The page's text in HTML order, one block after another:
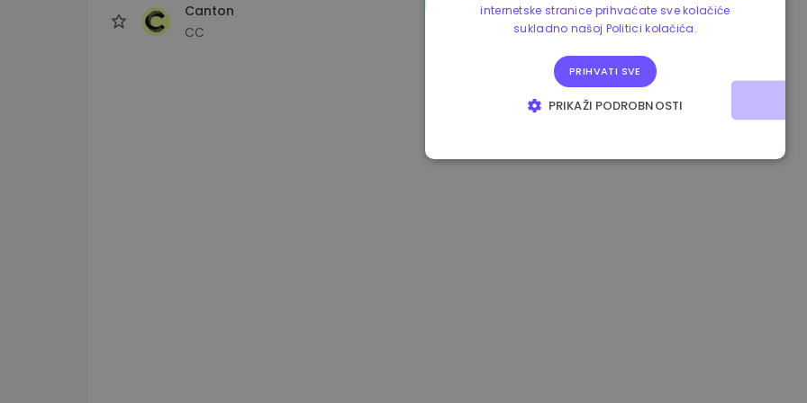
Canton
CC
0.083269000 € +4.90%
internetske stranice prihvaćate sve kolačiće
sukladno našoj Politici kolačića.
PRIHVATI SVE
PRIKAŽI PODROBNOSTI